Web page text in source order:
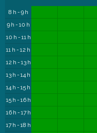
8 h - 9 h
9 h - 10 h
10 h - 11 h
11 h - 12 h
12 h - 13 h
13 h - 14 h
14 h - 15 h
15 h - 16 h
16 h - 17 h
17 h - 18 h